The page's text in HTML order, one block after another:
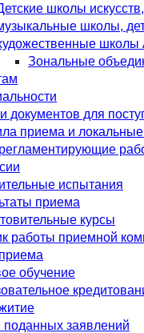
школы
школы,
школы
Зональные
документов для
приема и
испытания
приема
курсы
работы приемной
обучение
поданных заявлений